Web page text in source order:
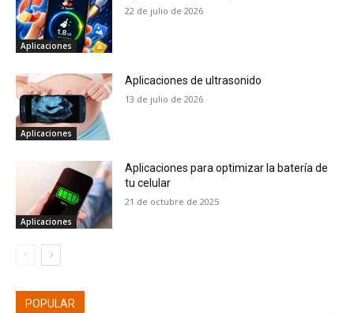
Aplicaciones
22 de julio de 2026
Aplicaciones
Aplicaciones de ultrasonido
13 de julio de 2026
Aplicaciones
Aplicaciones para optimizar la batería de
tu celular
21 de octubre de 2025
POPULAR